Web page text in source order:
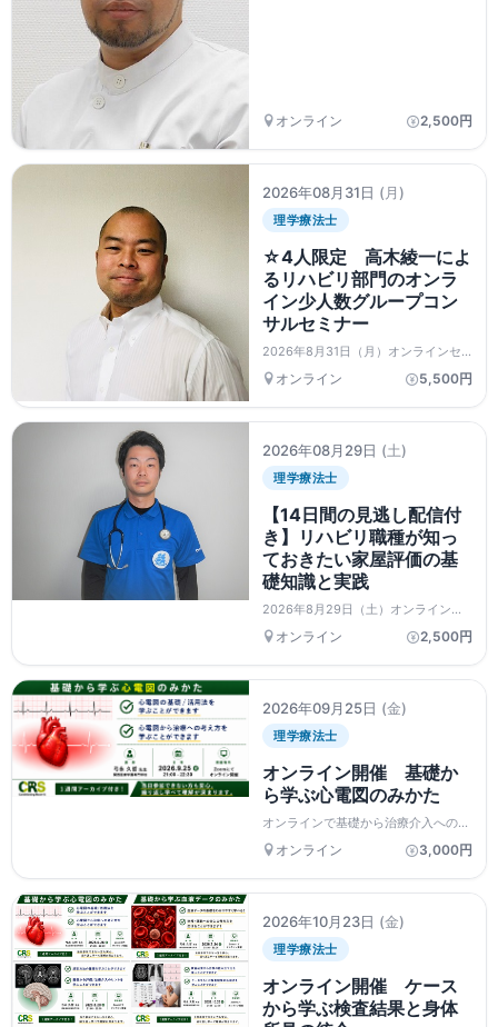
オンライン 2,500円
2026年08月31日 (月)
理学療法士
☆4人限定 高木綾一によ
るリハビリ部門のオンラ
イン少人数グループコン
サルセミナー
2026年8月31日（月）オンラインセ
ミナー
オンライン 5,500円
2026年08月29日 (土)
理学療法士
【14日間の見逃し配信付
き】リハビリ職種が知っ
ておきたい家屋評価の基
礎知識と実践
2026年8月29日（土）オンラインセ
ミナー
オンライン 2,500円
2026年09月25日 (金)
理学療法士
オンライン開催 基礎か
ら学ぶ心電図のみかた
オンラインで基礎から治療介入への考
え方を学びましょう
オンライン 3,000円
2026年10月23日 (金)
理学療法士
オンライン開催 ケース
から学ぶ検査結果と身体